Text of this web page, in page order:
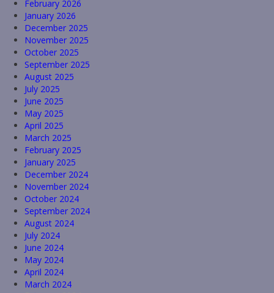
February 2026
January 2026
December 2025
November 2025
October 2025
September 2025
August 2025
July 2025
June 2025
May 2025
April 2025
March 2025
February 2025
January 2025
December 2024
November 2024
October 2024
September 2024
August 2024
July 2024
June 2024
May 2024
April 2024
March 2024